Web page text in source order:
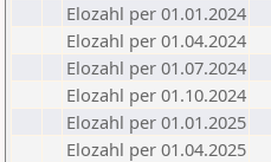
Elozahl per 01.01.2024
Elozahl per 01.04.2024
Elozahl per 01.07.2024
Elozahl per 01.10.2024
Elozahl per 01.01.2025
Elozahl per 01.04.2025